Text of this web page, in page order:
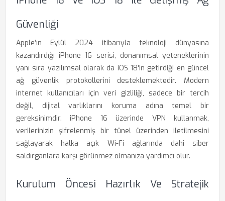
Güvenliği
Apple’ın Eylül 2024 itibarıyla teknoloji dünyasına
kazandırdığı iPhone 16 serisi, donanımsal yeteneklerinin
yanı sıra yazılımsal olarak da iOS 18'in getirdiği en güncel
ağ güvenlik protokollerini desteklemektedir. Modern
internet kullanıcıları için veri gizliliği, sadece bir tercih
değil, dijital varlıklarını koruma adına temel bir
gereksinimdir. iPhone 16 üzerinde VPN kullanmak,
verilerinizin şifrelenmiş bir tünel üzerinden iletilmesini
sağlayarak halka açık Wi-Fi ağlarında dahi siber
saldırganlara karşı görünmez olmanıza yardımcı olur.
Kurulum Öncesi Hazırlık Ve Stratejik